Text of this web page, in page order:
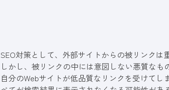
SEO対策として、外部サイトからの被リンクは
しかし、被リンクの中には意図しない悪質なも
自分のWebサイトが低品質なリンクを受けて